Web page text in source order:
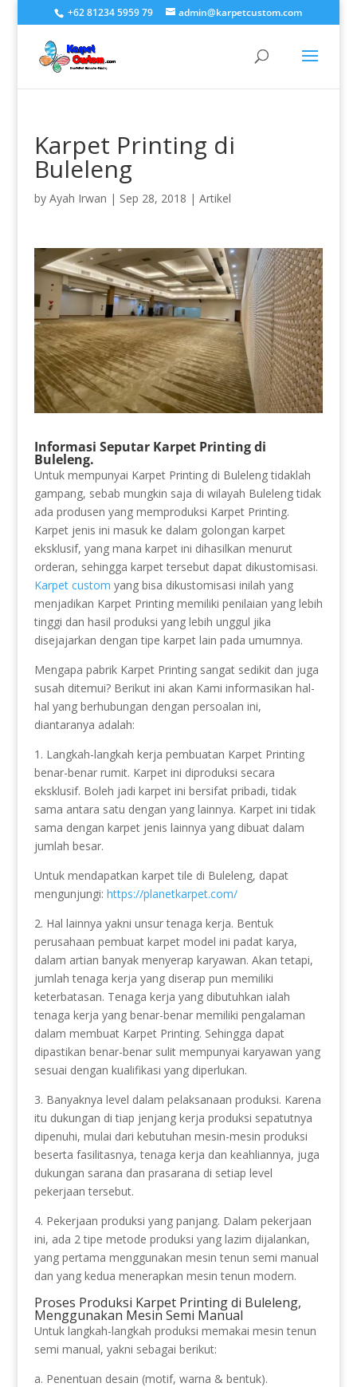
+62 81234 5959 79 admin@karpetcustom.com
Karpet Printing di
Buleleng
by Ayah Irwan | Sep 28, 2018 | Artikel
Informasi Seputar Karpet Printing di
Buleleng.
Untuk mempunyai Karpet Printing di Buleleng tidaklah
gampang, sebab mungkin saja di wilayah Buleleng tidak
ada produsen yang memproduksi Karpet Printing.
Karpet jenis ini masuk ke dalam golongan karpet
eksklusif, yang mana karpet ini dihasilkan menurut
orderan, sehingga karpet tersebut dapat dikustomisasi.
Karpet custom yang bisa dikustomisasi inilah yang
menjadikan Karpet Printing memiliki penilaian yang lebih
tinggi dan hasil produksi yang lebih unggul jika
disejajarkan dengan tipe karpet lain pada umumnya.
Mengapa pabrik Karpet Printing sangat sedikit dan juga
susah ditemui? Berikut ini akan Kami informasikan hal-
hal yang berhubungan dengan persoalan ini,
diantaranya adalah:
1. Langkah-langkah kerja pembuatan Karpet Printing
benar-benar rumit. Karpet ini diproduksi secara
eksklusif. Boleh jadi karpet ini bersifat pribadi, tidak
sama antara satu dengan yang lainnya. Karpet ini tidak
sama dengan karpet jenis lainnya yang dibuat dalam
jumlah besar.
Untuk mendapatkan karpet tile di Buleleng, dapat
mengunjungi: https://planetkarpet.com/
2. Hal lainnya yakni unsur tenaga kerja. Bentuk
perusahaan pembuat karpet model ini padat karya,
dalam artian banyak menyerap karyawan. Akan tetapi,
jumlah tenaga kerja yang diserap pun memiliki
keterbatasan. Tenaga kerja yang dibutuhkan ialah
tenaga kerja yang benar-benar memiliki pengalaman
dalam membuat Karpet Printing. Sehingga dapat
dipastikan benar-benar sulit mempunyai karyawan yang
sesuai dengan kualifikasi yang diperlukan.
3. Banyaknya level dalam pelaksanaan produksi. Karena
itu dukungan di tiap jenjang kerja produksi sepatutnya
dipenuhi, mulai dari kebutuhan mesin-mesin produksi
beserta fasilitasnya, tenaga kerja dan keahliannya, juga
dukungan sarana dan prasarana di setiap level
pekerjaan tersebut.
4. Pekerjaan produksi yang panjang. Dalam pekerjaan
ini, ada 2 tipe metode produksi yang lazim dijalankan,
yang pertama menggunakan mesin tenun semi manual
dan yang kedua menerapkan mesin tenun modern.
Proses Produksi Karpet Printing di Buleleng,
Menggunakan Mesin Semi Manual
Untuk langkah-langkah produksi memakai mesin tenun
semi manual, yakni sebagai berikut:
a. Penentuan desain (motif, warna & bentuk).